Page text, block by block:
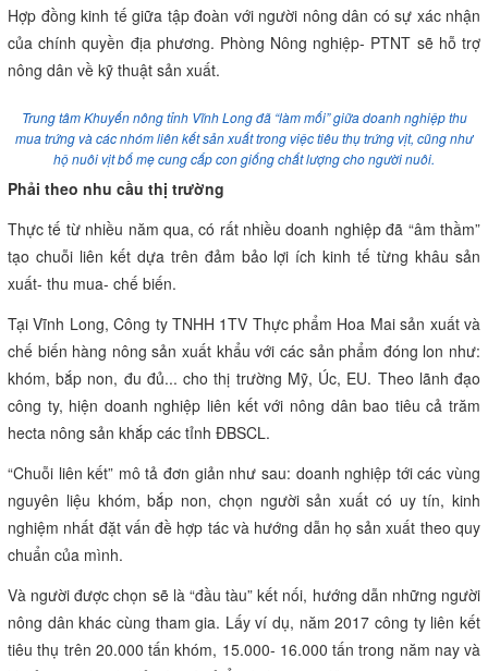
giá trị cá tra theo mô hình 3F (Feed- Farm- Food), tức là nhà máy
thức ăn, trang trại chăn nuôi, nhà máy chế biến và phân phối đến
người tiêu dùng”.
“Nếu doanh nghiệp và nông dân cùng giữ chữ tín trong làm ăn, nỗ
lực duy trì mối liên kết bền vững thì khó khăn nào cũng có thể vượt
qua”- ông Trương Vĩnh Thành đúc kết thực tế. Từ cơ sở đó, doanh
nghiệp phối hợp với Phòng Nông nghiệp- PTNT huyện Tịnh Biên (An
Giang) tiếp tục thực hiện chuỗi liên kết sản xuất cây khoai mì, với
mục tiêu nâng cao thu nhập cho nông dân Khmer địa phương.
Theo đó, Tập đoàn Sao Mai sẽ hỗ trợ nông dân giống, phân bón,
thuốc bảo vệ thực vật và bao tiêu toàn bộ sản phẩm vào cuối vụ.
Hợp đồng kinh tế giữa tập đoàn với người nông dân có sự xác nhận
của chính quyền địa phương. Phòng Nông nghiệp- PTNT sẽ hỗ trợ
nông dân về kỹ thuật sản xuất.
Trung tâm Khuyến nông tỉnh Vĩnh Long đã “làm mối” giữa doanh nghiệp thu
mua trứng và các nhóm liên kết sản xuất trong việc tiêu thụ trứng vịt, cũng như
hộ nuôi vịt bố mẹ cung cấp con giống chất lượng cho người nuôi.
Phải theo nhu cầuthị trường
Thực tế từ nhiều năm qua, có rất nhiều doanh nghiệp đã “âm thầm”
xuất- thu mua- chế biến.
Tại Vĩnh Long, Công ty TNHH 1TV Thực phẩm Hoa Mai sản xuất và